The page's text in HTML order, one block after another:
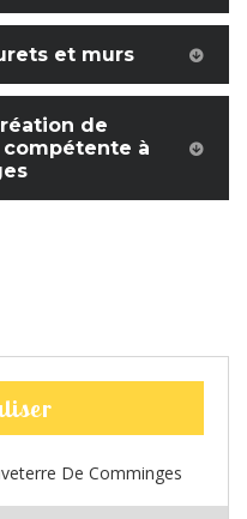
et murs
de
à
De Comminges